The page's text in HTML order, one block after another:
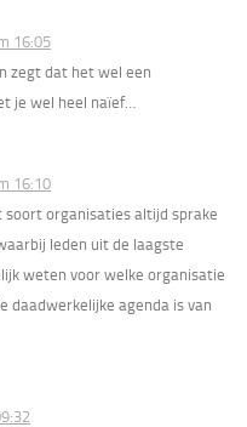
16:05
zegt dat het wel een
je wel heel naïef…
16:10
soort organisaties altijd sprake
leden uit de laagste
weten voor welke organisatie
daadwerkelijke agenda is van